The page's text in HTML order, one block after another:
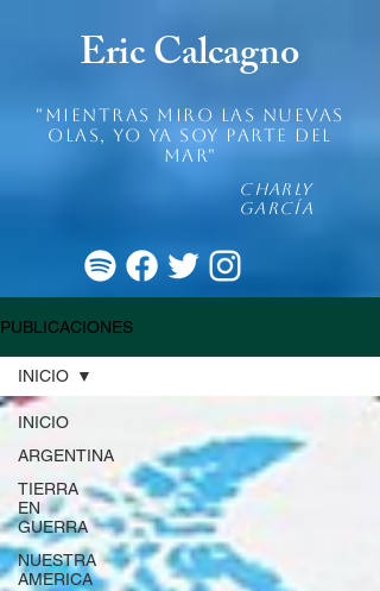
Eric Calcagno
"mientras miro las nuevas
olas, yo ya soy parte del
mar"
Charly
García
PUBLICACIONES
INICIO
ARGENTINA
TIERRA
EN
GUERRA
NUESTRA
AMERICA
INICIO